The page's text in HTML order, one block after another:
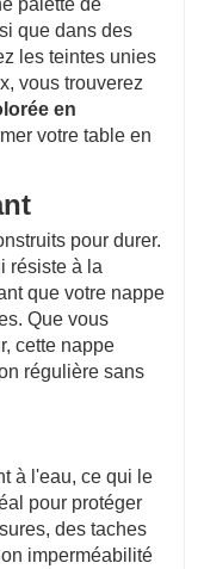
que dans des
les teintes unies
vous trouverez
en
votre table en
pour durer.
résiste à la
que votre nappe
Que vous
cette nappe
régulière sans
à l'eau, ce qui le
pour protéger
des taches
imperméabilité